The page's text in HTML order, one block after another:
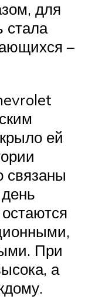
для
стала
–
ей
связаны
При
а